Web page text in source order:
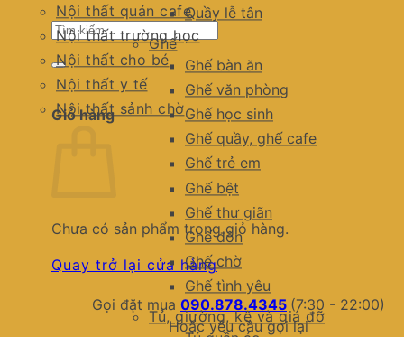
Quầy lễ tân
Ghế
Ghế bàn ăn
Ghế văn phòng
Ghế học sinh
Ghế quầy, ghế cafe
Ghế trẻ em
Ghế bệt
Ghế thư giãn
Ghế đôn
Ghế chờ
Ghế tình yêu
Tủ, giường, kệ và giá đỡ
Nội thất quán cafe
Nội thất trường học
Nội thất cho bé
Nội thất y tế
Nội thất sảnh chờ
Tìm
kiếm:
Giỏ hàng
Chưa có sản phẩm trong giỏ hàng.
Quay trở lại cửa hàng
Gọi đặt mua 090.878.4345 (7:30 - 22:00)
Hoặc yêu cầu gọi lại